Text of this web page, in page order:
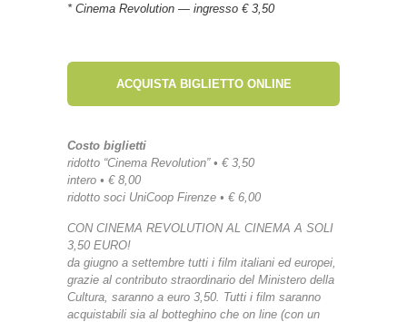
* Cinema Revolution — ingresso € 3,50
ACQUISTA BIGLIETTO ONLINE
Costo biglietti
ridotto “Cinema Revolution” • € 3,50
intero • € 8,00
ridotto soci UniCoop Firenze • € 6,00
CON CINEMA REVOLUTION AL CINEMA A SOLI
3,50 EURO!
da giugno a settembre tutti i film italiani ed europei,
grazie al contributo straordinario del Ministero della
Cultura, saranno a euro 3,50. Tutti i film saranno
acquistabili sia al botteghino che on line (con un